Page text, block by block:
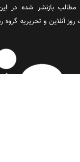
بازنشر شده در
آنلاین و تحریریه گروه